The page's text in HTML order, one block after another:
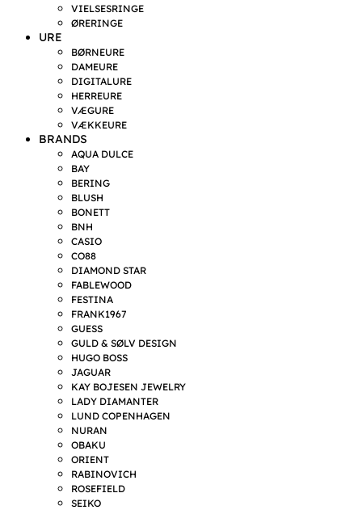
VIELSESRINGE
ØRERINGE
URE
BØRNEURE
DAMEURE
DIGITALURE
HERREURE
VÆGURE
VÆKKEURE
BRANDS
AQUA DULCE
BAY
BERING
BLUSH
BONETT
BNH
CASIO
CO88
DIAMOND STAR
FABLEWOOD
FESTINA
FRANK1967
GUESS
GULD & SØLV DESIGN
HUGO BOSS
JAGUAR
KAY BOJESEN JEWELRY
LADY DIAMANTER
LUND COPENHAGEN
NURAN
OBAKU
ORIENT
RABINOVICH
ROSEFIELD
SEIKO